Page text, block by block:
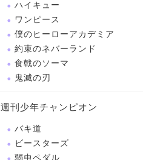
ハイキュー
ワンピース
僕のヒーローアカデミア
約束のネバーランド
食戟のソーマ
鬼滅の刃
週刊少年チャンピオン
バキ道
ビースターズ
弱虫ペダル